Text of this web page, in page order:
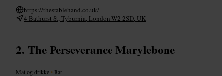
https://thestablehand.co.uk/
4 Bathurst St, Tyburnia, London W2 2SD, UK
The Perseverance Marylebone
Mat og drikke • Bar